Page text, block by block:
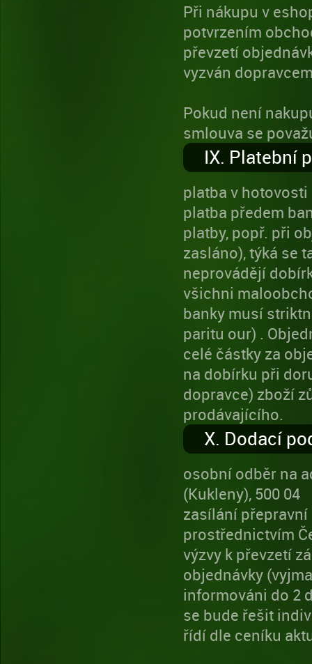
Při nákupu v
potvrzením
převzetí
vyzván
Pokud není
smlouva se
IX. Platební
platba v
platba předem
platby, popř. při
zasláno), týká se
neprovádějí
všichni
banky musí
paritu our) .
celé částky za
na dobírku při
dopravce) zboží
prodávajícího.
X. Dodací
osobní odběr na
(Kukleny), 500 04
zasílání
prostřednictvím
výzvy k převzetí
objednávky
informováni do 2
se bude řešit
řídí dle ceníku